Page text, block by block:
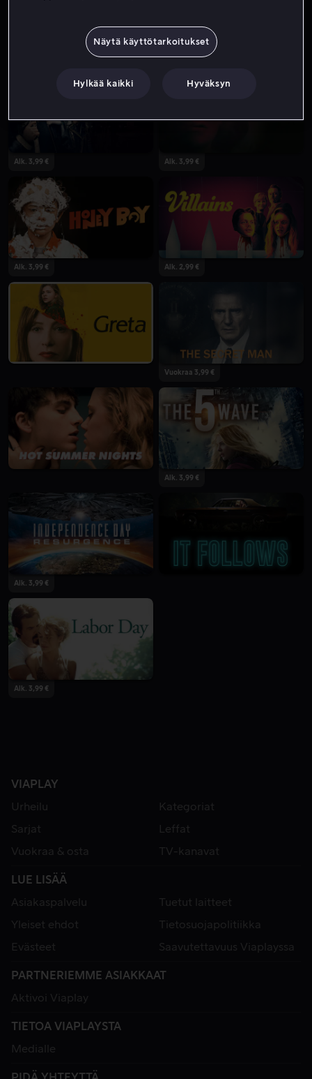
Alk. 3,99 €
Alk. 3,99 € Alk. 3,99 €
Alk. 3,99 € Alk. 2,99 €
Vuokraa 3,99 €
Alk. 3,99 €
Alk. 3,99 €
Alk. 3,99 €
VIAPLAY
Urheilu
Kategoriat
Sarjat
Leffat
Vuokraa & osta
TV-kanavat
LUE LISÄÄ
Asiakaspalvelu
Tuetut laitteet
Yleiset ehdot
Tietosuojapolitiikka
Evästeet
Saavutettavuus Viaplayssa
PARTNERIEMME ASIAKKAAT
Aktivoi Viaplay
TIETOA VIAPLAYSTA
Medialle
Näytä käyttötarkoitukset
Hylkää kaikki Hyväksyn